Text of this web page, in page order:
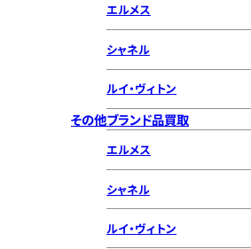
エルメス
シャネル
ルイ・ヴィトン
その他ブランド品買取
エルメス
シャネル
ルイ・ヴィトン